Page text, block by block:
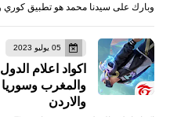
وبارك على سيدنا محمد هو تطبيق
05 يوليو 2023
والمغرب وسوريا
والاردن